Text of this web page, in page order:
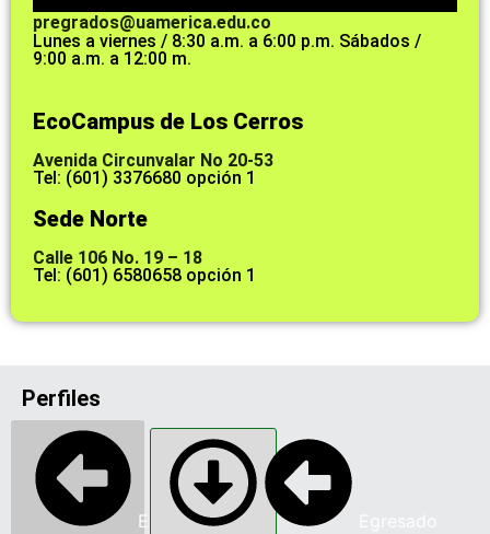
pregrados@uamerica.edu.co
Lunes a viernes / 8:30 a.m. a 6:00 p.m. Sábados /
9:00 a.m. a 12:00 m.
EcoCampus de Los Cerros
Avenida Circunvalar No 20-53
Tel: (601) 3376680 opción 1
Sede Norte
Calle 106 No. 19 – 18
Tel: (601) 6580658 opción 1
Perfiles
Estudiante